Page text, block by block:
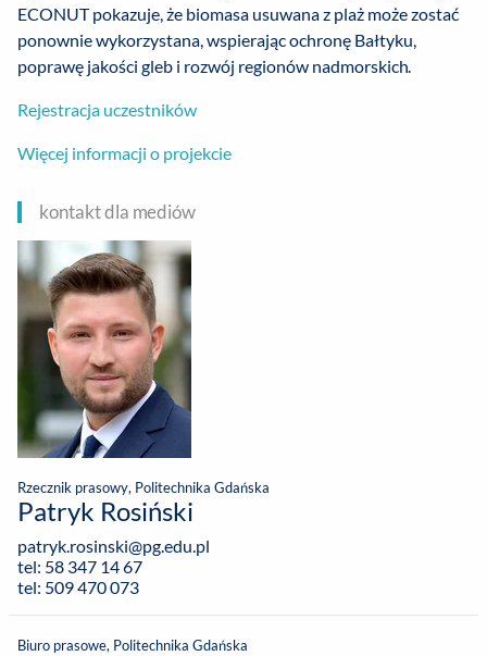
ECONUT pokazuje, że biomasa usuwana z plaż może zostać
ponownie wykorzystana, wspierając ochronę Bałtyku,
poprawę jakości gleb i rozwój regionów nadmorskich.
Rejestracja uczestników
Więcej informacji o projekcie
kontakt dla mediów
Rzecznik prasowy, Politechnika Gdańska
Patryk Rosiński
patryk.rosinski@pg.edu.pl
tel: 58 347 14 67
tel: 509 470 073
Biuro prasowe, Politechnika Gdańska